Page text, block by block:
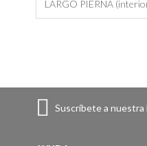
LARGO PIERNA
Suscríbete a